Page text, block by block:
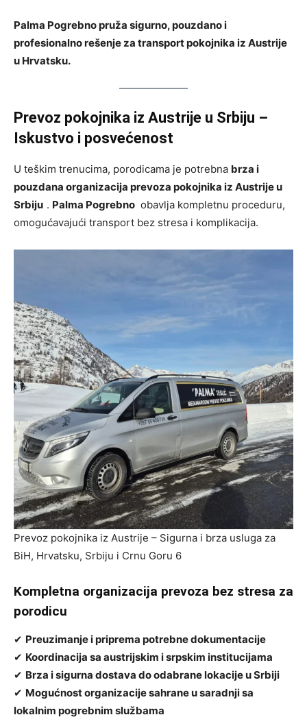
Palma Pogrebno pruža sigurno, pouzdano i
profesionalno rešenje za transport pokojnika iz Austrije
u Hrvatsku.
Prevoz pokojnika iz Austrije u Srbiju –
Iskustvo i posvećenost
U teškim trenucima, porodicama je potrebna brza i
pouzdana organizacija prevoza pokojnika iz Austrije u
Srbiju . Palma Pogrebno obavlja kompletnu proceduru,
omogućavajući transport bez stresa i komplikacija.
Prevoz pokojnika iz Austrije – Sigurna i brza usluga za
BiH, Hrvatsku, Srbiju i Crnu Goru 6
Kompletna organizacija prevoza bez stresa za
porodicu
✔ Preuzimanje i priprema potrebne dokumentacije
✔ Koordinacija sa austrijskim i srpskim institucijama
✔ Brza i sigurna dostava do odabrane lokacije u Srbiji
✔ Mogućnost organizacije sahrane u saradnji sa
lokalnim pogrebnim službama